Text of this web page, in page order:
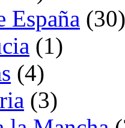
España (30)
(1)
(4)
(3)